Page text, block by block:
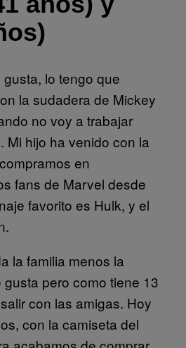
lo tengo que
la sudadera de Mickey
no voy a trabajar
Mi hijo ha venido con la
en
fans de Marvel desde
favorito es Hulk, y el
la familia menos la
gusta pero como tiene 13
con las amigas. Hoy
con la camiseta del